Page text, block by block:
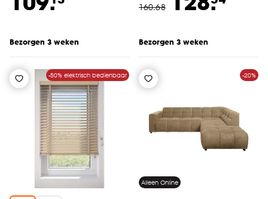
Bezorgen 3 weken
160.68
Bezorgen 3 weken
-50% elektrisch bedienbaar -20%
Alleen Online